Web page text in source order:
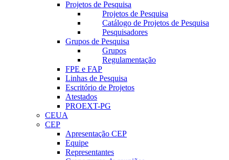
Projetos de Pesquisa
Projetos de Pesquisa
Catálogo de Projetos de Pesquisa
Pesquisadores
Grupos de Pesquisa
Grupos
Regulamentação
FPE e FAP
Linhas de Pesquisa
Escritório de Projetos
Atestados
PROEXT-PG
CEUA
CEP
Apresentação CEP
Equipe
Representantes